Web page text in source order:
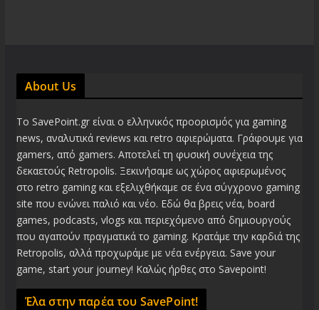
About Us
Το SavePoint.gr είναι ο ελληνικός προορισμός για gaming
news, αναλυτικά reviews και retro αφιερώματα. Γράφουμε για
gamers, από gamers. Αποτελεί τη φυσική συνέχεια της
δεκαετούς Retropolis. Ξεκινήσαμε ως χώρος αφιερωμένος
στο retro gaming και εξελιχθήκαμε σε ένα σύγχρονο gaming
site που ενώνει παλιό και νέο. Εδώ θα βρεις νέα, board
games, podcasts, vlogs και περιεχόμενο από δημιουργούς
που αγαπούν πραγματικά το gaming. Κρατάμε την καρδιά της
Retropolis, αλλά προχωράμε με νέα ενέργεια. Save your
game, start your journey! Καλώς ήρθες στο Savepoint!
Έλα στην παρέα του SavePoint!